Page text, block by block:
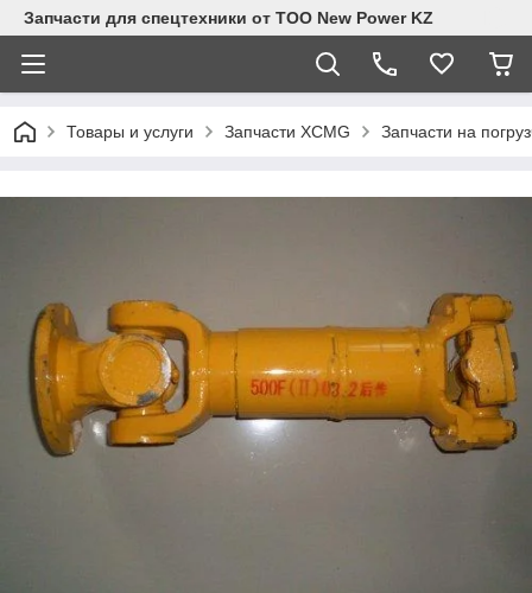
Запчасти для спецтехники от ТОО New Power KZ
Товары и услуги Запчасти XCMG Запчасти на